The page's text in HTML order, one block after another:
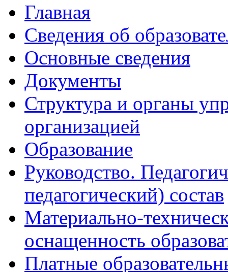
Главная
Сведения об
Основные сведения
Документы
Структура и органы
организацией
Образование
Руководство.
педагогический) состав
Материально-
оснащенность
Платные